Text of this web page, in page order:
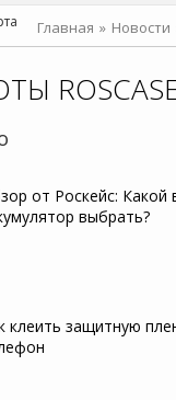
Главная Новости
от Роскейс: Какой
выбрать?
клеить защитную